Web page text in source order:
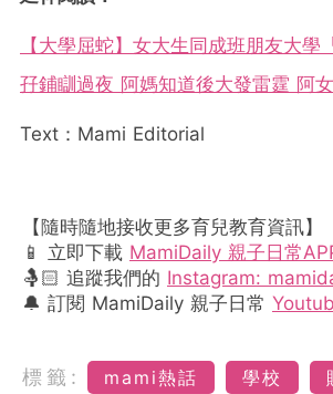
【大學屈蛇】女大生同成班朋友大學
孖鋪瞓過夜 阿媽知道後大發雷霆 阿
Text：Mami Editorial
【隨時隨地接收更多育兒教育資訊】
📱 立即下載 MamiDaily 親子日常
🤱🏻 追蹤我們的 Instagram:
🔔 訂閱 MamiDaily 親子日常
標籤: mami熱話 學校